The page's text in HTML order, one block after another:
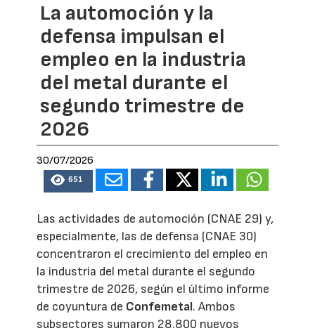
La automoción y la
defensa impulsan el
empleo en la industria
del metal durante el
segundo trimestre de
2026
30/07/2026
651
Las actividades de automoción (CNAE 29) y,
especialmente, las de defensa (CNAE 30)
concentraron el crecimiento del empleo en
la industria del metal durante el segundo
trimestre de 2026, según el último informe
de coyuntura de Confemetal. Ambos
subsectores sumaron 28.800 nuevos